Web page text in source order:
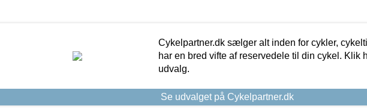
Cykelpartner.dk sælger alt inden for cykler,
har en bred vifte af reservedele til din cykel. Klik
udvalg.
Se udvalget på Cykelpartner.dk